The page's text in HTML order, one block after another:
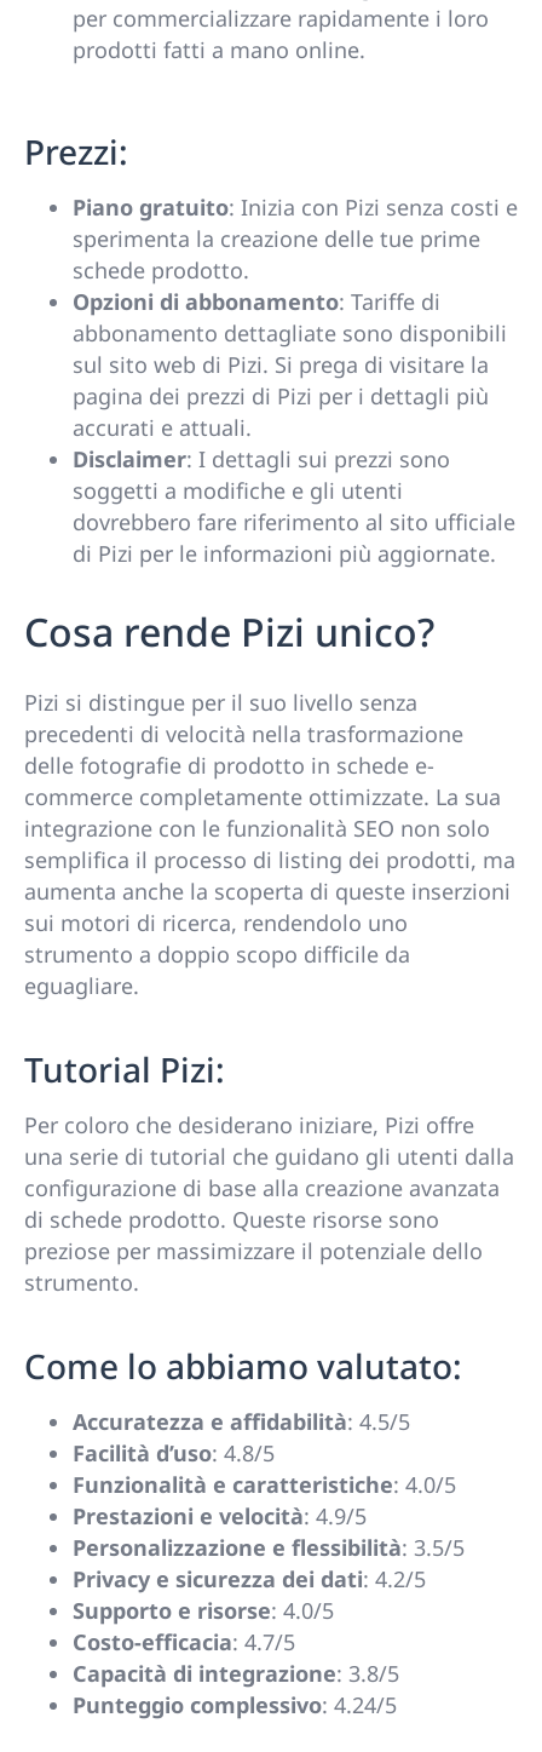
per commercializzare rapidamente i loro
prodotti fatti a mano online.
Prezzi:
Piano gratuito: Inizia con Pizi senza costi e
sperimenta la creazione delle tue prime
schede prodotto.
Opzioni di abbonamento: Tariffe di
abbonamento dettagliate sono disponibili
sul sito web di Pizi. Si prega di visitare la
pagina dei prezzi di Pizi per i dettagli più
accurati e attuali.
Disclaimer: I dettagli sui prezzi sono
soggetti a modifiche e gli utenti
dovrebbero fare riferimento al sito ufficiale
di Pizi per le informazioni più aggiornate.
Cosa rende Pizi unico?
Pizi si distingue per il suo livello senza
precedenti di velocità nella trasformazione
delle fotografie di prodotto in schede e-
commerce completamente ottimizzate. La sua
integrazione con le funzionalità SEO non solo
semplifica il processo di listing dei prodotti, ma
aumenta anche la scoperta di queste inserzioni
sui motori di ricerca, rendendolo uno
strumento a doppio scopo difficile da
eguagliare.
Tutorial Pizi:
Per coloro che desiderano iniziare, Pizi offre
una serie di tutorial che guidano gli utenti dalla
configurazione di base alla creazione avanzata
di schede prodotto. Queste risorse sono
preziose per massimizzare il potenziale dello
strumento.
Come lo abbiamo valutato:
Accuratezza e affidabilità: 4.5/5
Facilità d’uso: 4.8/5
Funzionalità e caratteristiche: 4.0/5
Prestazioni e velocità: 4.9/5
Personalizzazione e flessibilità: 3.5/5
Privacy e sicurezza dei dati: 4.2/5
Supporto e risorse: 4.0/5
Costo-efficacia: 4.7/5
Capacità di integrazione: 3.8/5
Punteggio complessivo: 4.24/5